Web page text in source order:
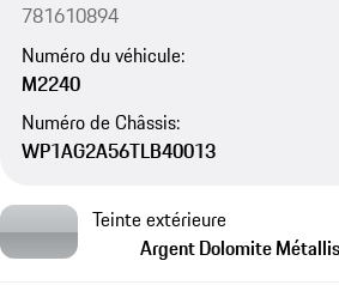
781610894
Numéro du véhicule:
M2240
Numéro de Châssis:
WP1AG2A56TLB40013
Teinte extérieure
Argent Dolomite